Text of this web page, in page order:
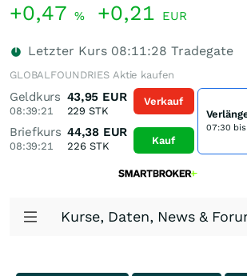
+0,47 % +0,21 EUR
Letzter Kurs 08:11:28 Tradegate
GLOBALFOUNDRIES Aktie kaufen
Geldkurs
08:39:21
43,95 EUR
229 STK
Briefkurs
08:39:21
44,38 EUR
226STK
Verkauf
Kauf
07:30
Kurse, Daten, News &